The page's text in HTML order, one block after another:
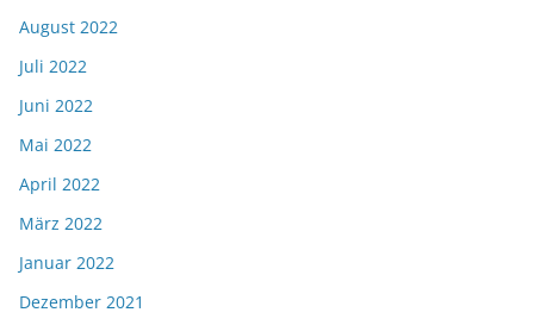
August 2022
Juli 2022
Juni 2022
Mai 2022
April 2022
März 2022
Januar 2022
Dezember 2021